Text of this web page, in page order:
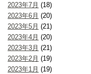
2023年7月 (18)
2023年6月 (20)
2023年5月 (21)
2023年4月 (20)
2023年3月 (21)
2023年2月 (19)
2023年1月 (19)